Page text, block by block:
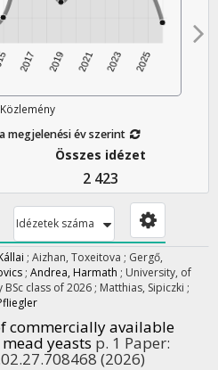
Közlemény
megjelenési év szerint
Összes idézet
2 423
Idézetek száma
; Aizhan, Toxeitova ; Gergő,
; Andrea, Harmath ; University, of
class of 2026 ; Matthias, Sipiczki ;
commercially available
yeasts p. 1 Paper:
(2026)